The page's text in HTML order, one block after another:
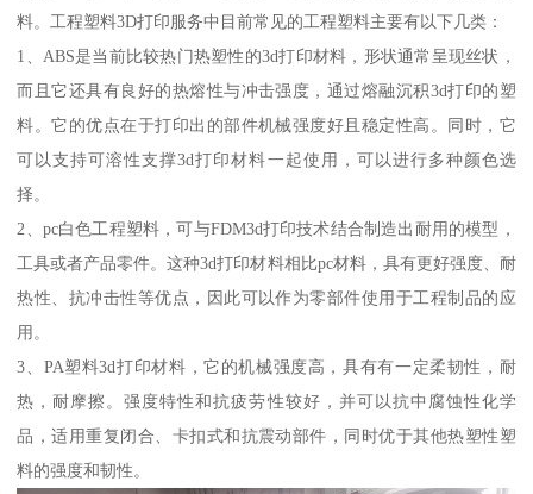
料。工程塑料3D打印服务中目前常见的工程塑料主要有以下几类：
1、ABS是当前比较热门热塑性的3d打印材料，形状通常呈现丝状，
而且它还具有良好的热熔性与冲击强度，通过熔融沉积3d打印的塑
料。它的优点在于打印出的部件机械强度好且稳定性高。同时，它
可以支持可溶性支撑3d打印材料一起使用，可以进行多种颜色选
择。
2、pc白色工程塑料，可与FDM3d打印技术结合制造出耐用的模型，
工具或者产品零件。这种3d打印材料相比pc材料，具有更好强度、耐
热性、抗冲击性等优点，因此可以作为零部件使用于工程制品的应
用。
3、PA塑料3d打印材料，它的机械强度高，具有有一定柔韧性，耐
热，耐摩擦。强度特性和抗疲劳性较好，并可以抗中腐蚀性化学
品，适用重复闭合、卡扣式和抗震动部件，同时优于其他热塑性塑
料的强度和韧性。